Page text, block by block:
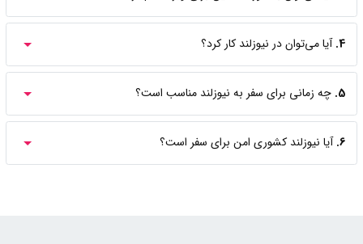
4. آیا می‌توان در نیوزلند کار کرد؟
5. چه زمانی برای سفر به نیوزلند مناسب است؟
6. آیا نیوزلند کشوری امن برای سفر است؟